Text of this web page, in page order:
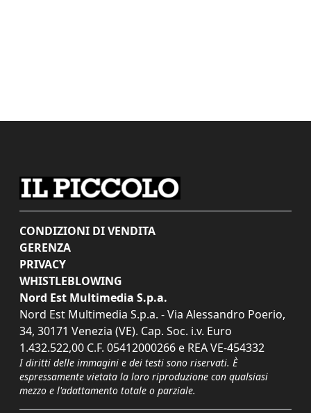
CONDIZIONI DI VENDITA
GERENZA
PRIVACY
WHISTLEBLOWING
Nord Est Multimedia S.p.a.
Nord Est Multimedia S.p.a. - Via Alessandro Poerio,
34, 30171 Venezia (VE). Cap. Soc. i.v. Euro
1.432.522,00 C.F. 05412000266 e REA VE-454332
I diritti delle immagini e dei testi sono riservati. È
espressamente vietata la loro riproduzione con qualsiasi
mezzo e l'adattamento totale o parziale.